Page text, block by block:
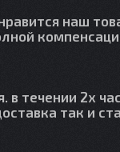
наш
в течении 2х
так и